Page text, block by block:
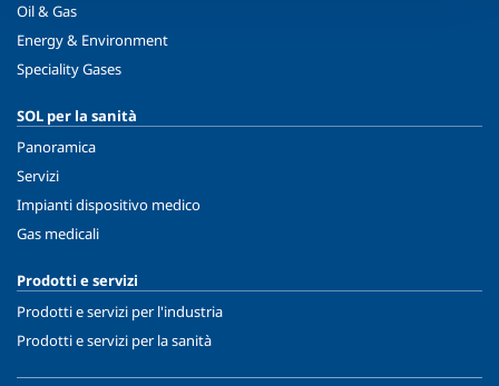
Oil & Gas
Energy & Environment
Speciality Gases
SOL per la sanità
Panoramica
Servizi
Impianti dispositivo medico
Gas medicali
Prodotti e servizi
Prodotti e servizi per l'industria
Prodotti e servizi per la sanità